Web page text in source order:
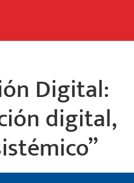
Digital:
digital,